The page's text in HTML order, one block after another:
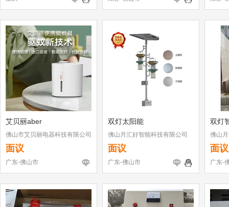
艾贝丽aber
佛山市艾贝丽电器科技有限公司
面议
广东-佛山市
双灯太阳能
佛山月汇好智能科技有限公司
面议
广东-佛山市
双灯
佛山
面议
广东-